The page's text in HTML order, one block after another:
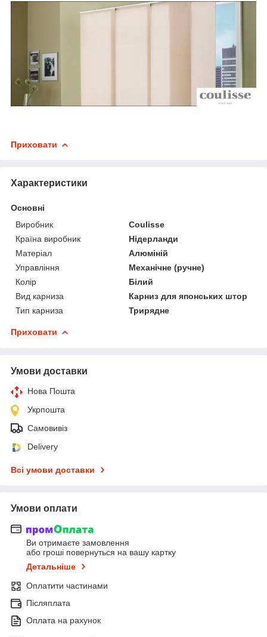
Приховати
Характеристики
Основні
Виробник
Coulisse
Країна виробник
Нідерланди
Матеріал
Алюміній
Управління
Механічне (ручне)
Колір
Білий
Вид карниза
Карниз для японських штор
Тип карниза
Трирядне
Приховати
Умови доставки
Нова Пошта
Укрпошта
Самовивіз
Delivery
Всі умови доставки
Умови оплати
Ви отримаєте замовлення
або гроші повернуться на вашу картку
Детальніше
Оплатити частинами
Післяплата
Оплата на рахунок